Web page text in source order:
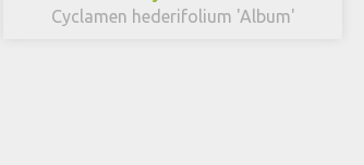
Cyclamen hederifolium 'Album'